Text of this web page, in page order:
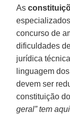
As
concurso de
dificuldades
jurídica
linguagem
devem ser
constituição
geral” tem